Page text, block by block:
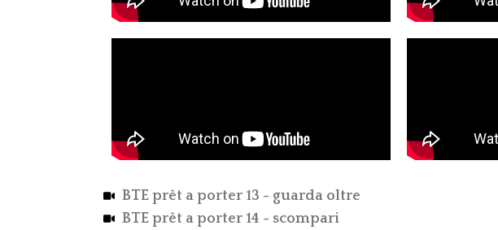
BTE prêt a porter 13 - guarda oltre
BTE prêt a porter 14 - scompari